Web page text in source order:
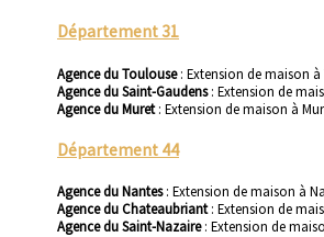
Département 31
Agence du Toulouse: Extension de maison
Agence du Saint-Gaudens: Extension de
Agence du Muret: Extension de maison à
Département 44
Agence du Nantes: Extension de maison à
Agence du Chateaubriant: Extension de
Agence du Saint-Nazaire: Extension de